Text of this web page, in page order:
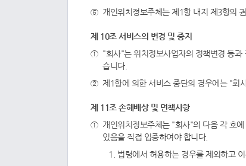
개인위치정보주체는 제1항 내지 제3항의
제 10조 서비스의 변경 및 중지
"회사"는 위치정보사업자의 정책변경 등
습니다.
제1항에 의한 서비스 중단의 경우에는 "회
제 11조 손해배상 및 면책사항
개인위치정보주체는 "회사"의 다음 각 호
있음을 직접 입증하여야 합니다.
법령에서 허용하는 경우를 제외하고